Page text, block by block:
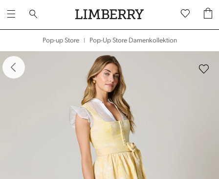
Pop-up Store Pop-Up Store Damenkollektion
überspringen